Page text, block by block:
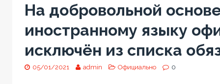
На добровольной
иностранному языку
исключён из списка
05/01/2021 admin Официально 0